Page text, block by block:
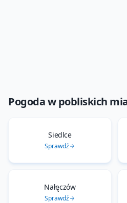
Pogoda w pobliskich
Siedlce
Sprawdź
Nałęczów
Sprawdź